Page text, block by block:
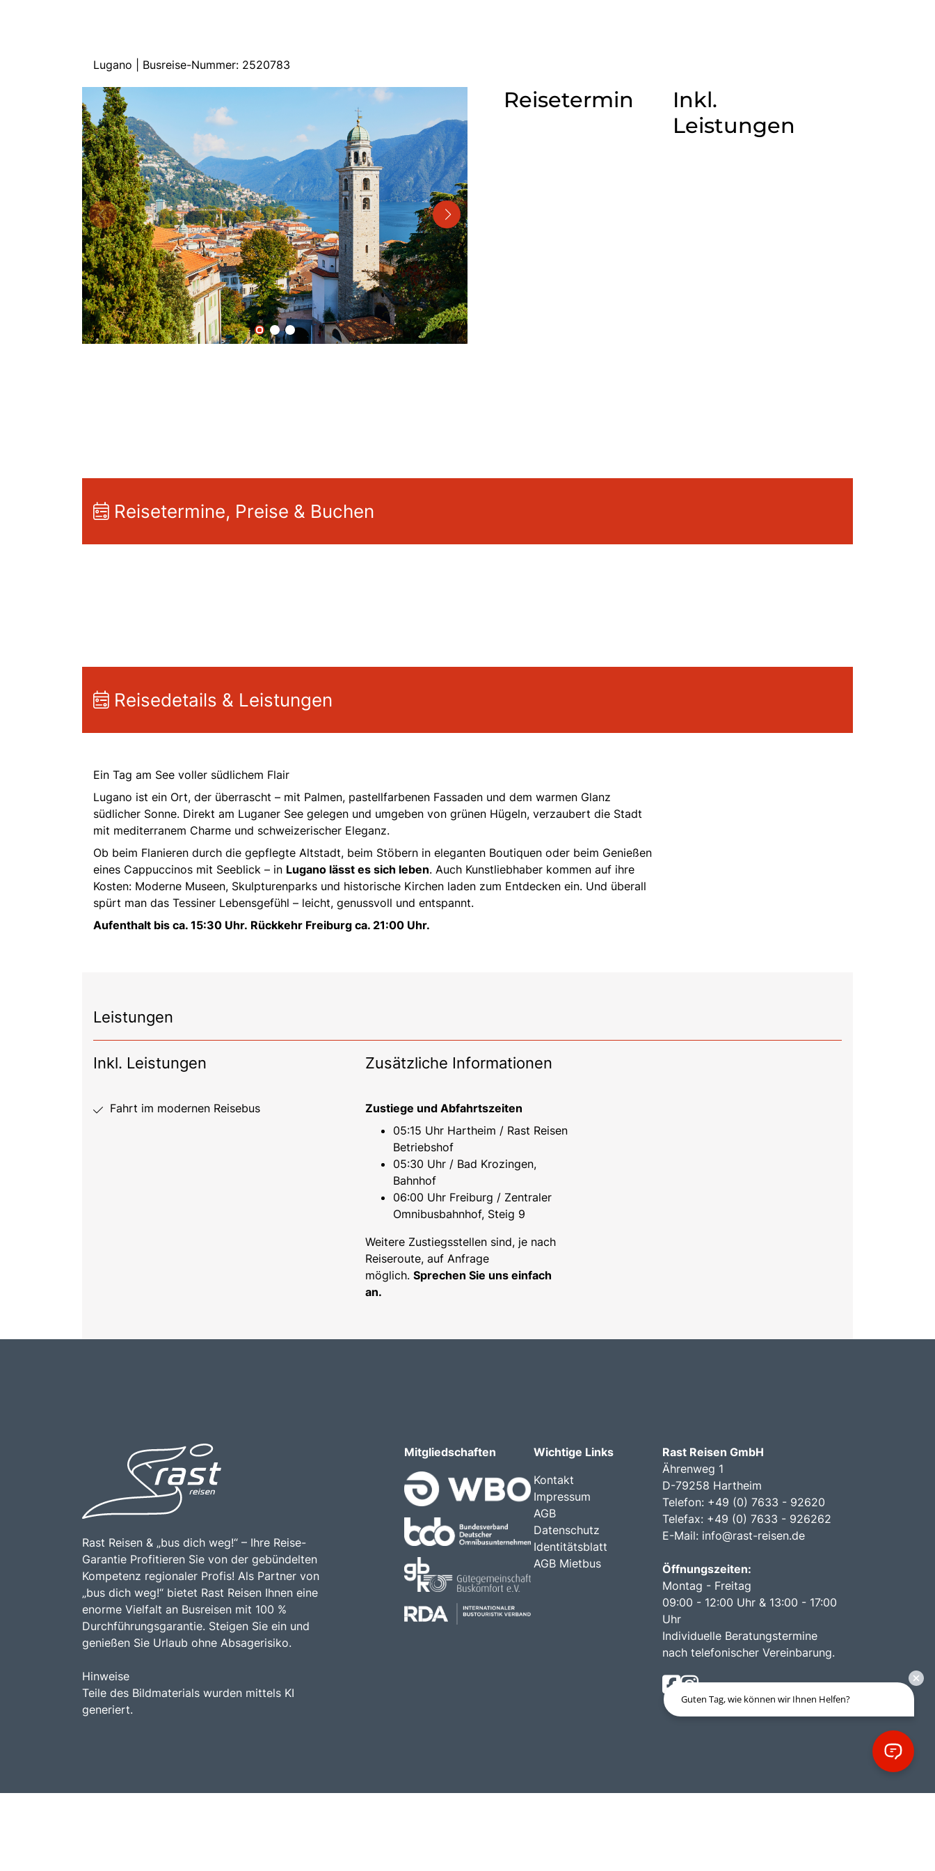
Lugano | Busreise-Nummer: 2520783
Reisetermin
Inkl.
Leistungen
Reisetermine, Preise & Buchen
Reisedetails & Leistungen
Ein Tag am See voller südlichem Flair
Lugano ist ein Ort, der überrascht – mit Palmen, pastellfarbenen Fassaden und dem warmen Glanz
südlicher Sonne. Direkt am Luganer See gelegen und umgeben von grünen Hügeln, verzaubert die Stadt
mit mediterranem Charme und schweizerischer Eleganz.
Ob beim Flanieren durch die gepflegte Altstadt, beim Stöbern in eleganten Boutiquen oder beim Genießen
eines Cappuccinos mit Seeblick – in Lugano lässt es sich leben. Auch Kunstliebhaber kommen auf ihre
Kosten: Moderne Museen, Skulpturenparks und historische Kirchen laden zum Entdecken ein. Und überall
spürt man das Tessiner Lebensgefühl – leicht, genussvoll und entspannt.
Aufenthalt bis ca. 15:30 Uhr. Rückkehr Freiburg ca. 21:00 Uhr.
Leistungen
Inkl. Leistungen
Fahrt im modernen Reisebus
Zusätzliche Informationen
Zustiege und Abfahrtszeiten
05:15 Uhr Hartheim / Rast Reisen
Betriebshof
05:30 Uhr / Bad Krozingen,
Bahnhof
06:00 Uhr Freiburg / Zentraler
Omnibusbahnhof, Steig 9
Weitere Zustiegsstellen sind, je nach
Reiseroute, auf Anfrage
möglich. Sprechen Sie uns einfach
an.
Rast Reisen & „bus dich weg!“ – Ihre Reise-
Garantie Profitieren Sie von der gebündelten
Kompetenz regionaler Profis! Als Partner von
„bus dich weg!“ bietet Rast Reisen Ihnen eine
enorme Vielfalt an Busreisen mit 100 %
Durchführungsgarantie. Steigen Sie ein und
genießen Sie Urlaub ohne Absagerisiko.
Hinweise
Teile des Bildmaterials wurden mittels KI
generiert.
Mitgliedschaften
Wichtige Links
Kontakt
Impressum
AGB
Datenschutz
Identitätsblatt
AGB Mietbus
Rast Reisen GmbH
Ährenweg 1
D-79258 Hartheim
Telefon: +49 (0) 7633 - 92620
Telefax: +49 (0) 7633 - 926262
E-Mail: info@rast-reisen.de
Öffnungszeiten:
Montag - Freitag
09:00 - 12:00 Uhr & 13:00 - 17:00
Uhr
Individuelle Beratungstermine
nach telefonischer Vereinbarung.
Guten Tag, wie können wir Ihnen Helfen?